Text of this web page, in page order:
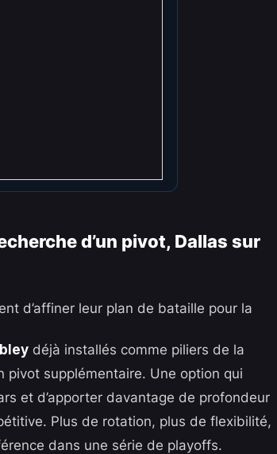
d’un pivot, Dallas sur
d’affiner leur plan de bataille pour la
déjà installés comme piliers de la
pivot supplémentaire. Une option qui
et d’apporter davantage de profondeur
Plus de rotation, plus de flexibilité,
dans une série de playoffs.